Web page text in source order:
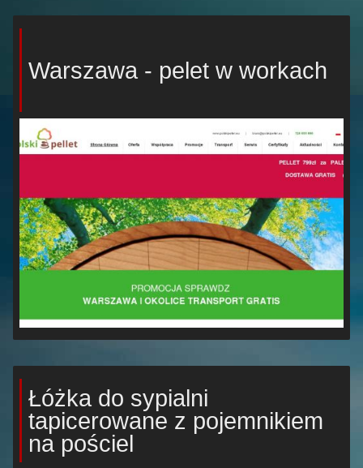
Warszawa - pelet w workach
Łóżka do sypialni
tapicerowane z pojemnikiem
na pościel